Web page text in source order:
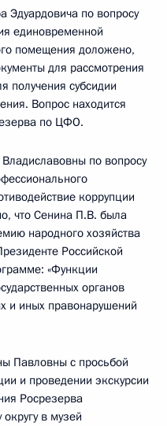
Эдуардовича по вопросу
единовременной
помещения доложено,
для рассмотрения
получения субсидии
Вопрос находится
по ЦФО.
по вопросу
коррупции
что Сенина П.В. была
народного хозяйства
Российской
«Функции
органов
и иных правонарушений
Павловны с просьбой
и проведении экскурсии
Росрезерва
в музей